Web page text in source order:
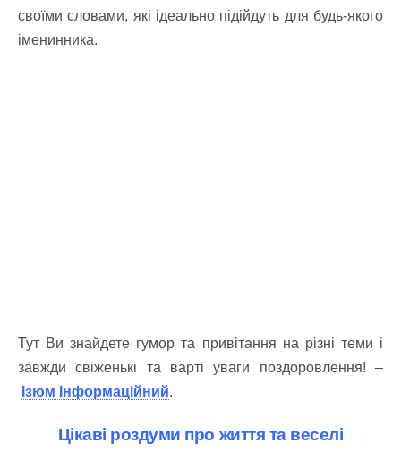
своїми словами, які ідеально підійдуть для будь-якого
іменинника.
Тут Ви знайдете гумор та привітання на різні теми і
завжди свіженькі та варті уваги поздоровлення! –
Ізюм Інформаційний.
Цікаві роздуми про життя та веселі